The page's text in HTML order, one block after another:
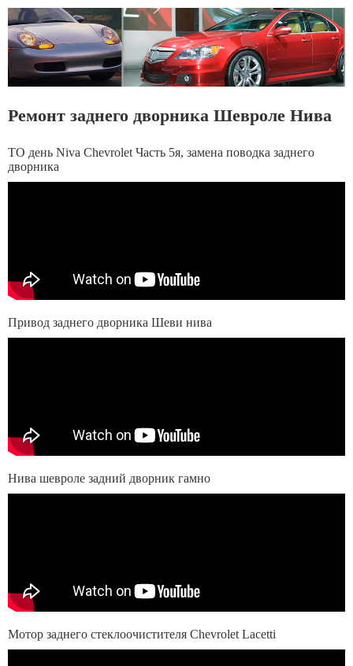
Ремонт заднего дворника Шевроле Нива
ТО день Niva Chevrolet Часть 5я, замена поводка заднего
дворника
Привод заднего дворника Шеви нива
Нива шевроле задний дворник гамно
Мотор заднего стеклоочистителя Chevrolet Lacetti